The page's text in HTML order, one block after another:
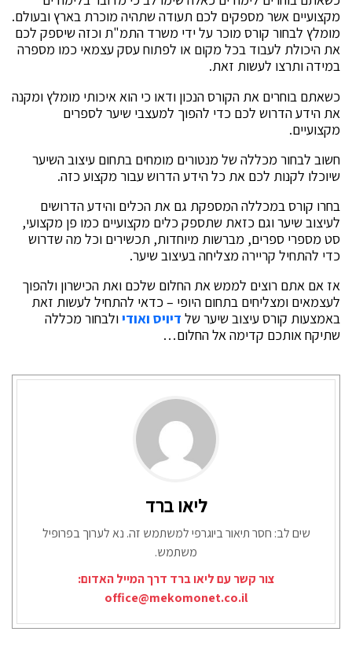
מקצועיים אשר מספקים לכם תעודה שתהיה מוכרת בארץ ובעולם.
מומלץ לבחור קורס מוכר על ידי משרד התמ"ת וכזה שיספק לכם
את היכולת לעבוד בכל מקום או לפתוח עסק עצמאי כמו מספרה
במידה ותרצו לעשות זאת.
כשאתם בוחרים את הקורס הנכון ודאו כי הוא איכותי מומלץ ומקנה
את הידע הדרוש לכם כדי להפוך למעצבי שיער לספרים
מקצועיים.
חשוב לבחור מכללה של מנטורים מומחים בתחום עיצוב השיער
שיוכלו לקנות לכם את כל הידע הדרוש עבור מקצוע כזה.
בחרו קורס במכללה המספקת גם את הכלים והידע הדרושים
לעיצוב שיער וגם כזאת שתספק כלים מקצועיים כמו פן מקצועי,
סט מספרי ספרים, מברשות מיוחדות, תכשירים וכל מה שדרוש
כדי להתחיל קריירה מצליחה בעיצוב שיער.
אז אם אתם רוצים לממש את החלום שלכם ואת הכישרון ולהפוך
לעצמאים ומצליחים בתחום היופי – כדאי להתחיל לעשות זאת
באמצעות קורס עיצוב שיער של דיויס ואודיולבחור מכללה
שתיקח אותכם קדימה אל החלום…
ליאו ברד
שים לב: חסר תיאור ביוגרפי למשתמש זה. נא לערוך בפרופיל
משתמש.
צור קשר עם ליאו ברד דרך המייל האדום:
office@mekomonet.co.il